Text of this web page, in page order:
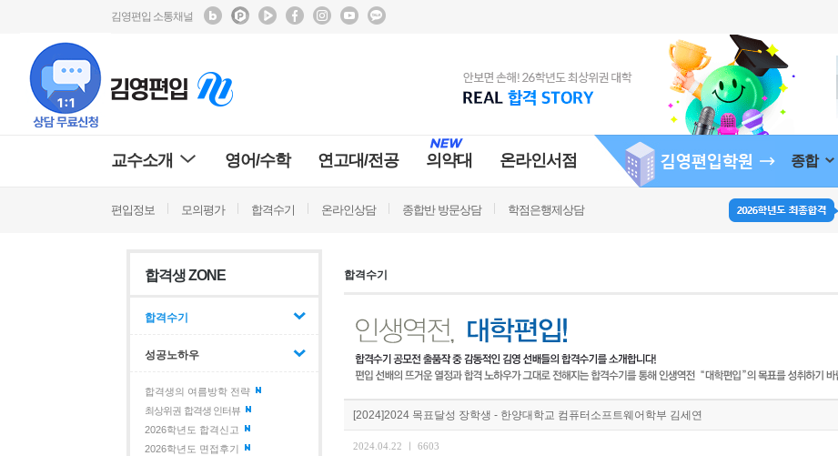
김영편입 소통채널
교수소개 영어/수학 연고대/전공 의약대 온라인서점 종합
편입정보 모의평가 합격수기 온라인상담 종합반 방문상담 학점은행제상담
합격생 ZONE
합격수기
성공노하우
합격생의 여름방학 전략
최상위권 합격생 인터뷰
2026학년도 합격신고
2026학년도 면접후기
합격수기
[2024]2024 목표달성 장학생 - 한양대학교 컴퓨터소프트웨어학부 김세연
2024.04.22 ㅣ 6603